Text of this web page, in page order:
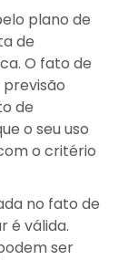
plano de
de
O fato de
de
o seu uso
o critério
no fato de
é válida.
ser